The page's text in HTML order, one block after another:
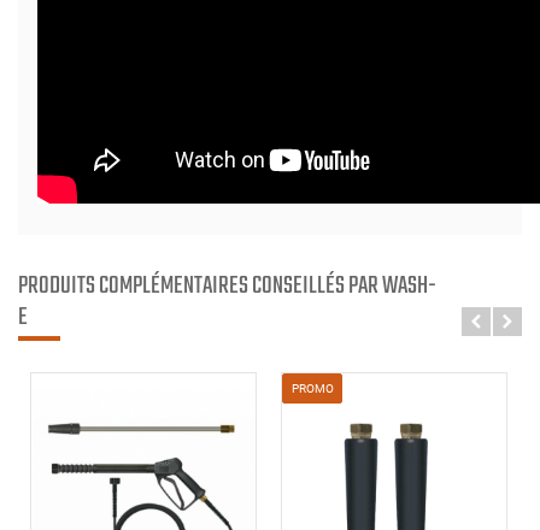
PRODUITS COMPLÉMENTAIRES CONSEILLÉS PAR WASH-
E
PROMO